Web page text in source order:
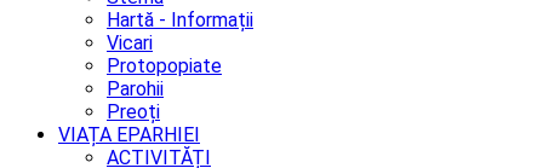
Hartă - Informații
Vicari
Protopopiate
Parohii
Preoți
VIAȚA EPARHIEI
ACTIVITĂȚI